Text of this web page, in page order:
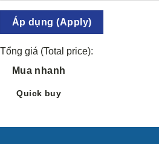
Áp dụng (Apply)
Tổng giá (Total price):
Mua nhanh
Quick buy